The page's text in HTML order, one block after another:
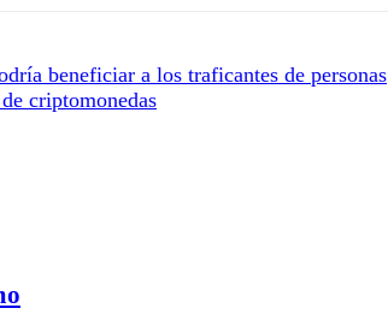
beneficiar a los traficantes de personas
criptomonedas